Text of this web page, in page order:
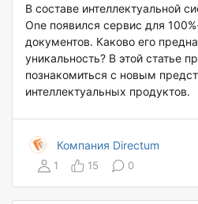
В составе интеллектуальной
One появился сервис для
документов. Каково его
уникальность? В этой статье
познакомиться с новым
интеллектуальных продуктов.
Компания Directum
1 15 0